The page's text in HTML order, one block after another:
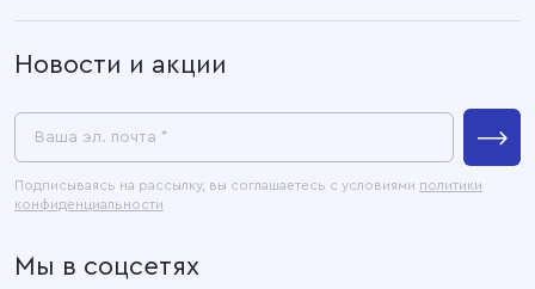
Пресс-центр
Контакты
Карта сайта
Новости и акции
Ваша эл. почта *
Подписываясь на рассылку, вы соглашаетесь с условиями политики
конфиденциальности
Мы в соцсетях